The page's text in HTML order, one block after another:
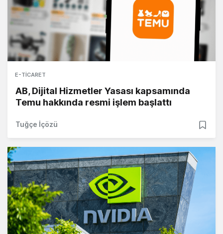
E-TICARET
AB, Dijital Hizmetler Yasası kapsamında
Temu hakkında resmi işlem başlattı
Tuğçe İçözü